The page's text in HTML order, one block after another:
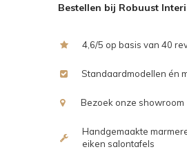
Bestellen bij Robuust
4,6/5 op basis van 40
Standaardmodellen én
Bezoek onze showroom
Handgemaakte
eiken salontafels